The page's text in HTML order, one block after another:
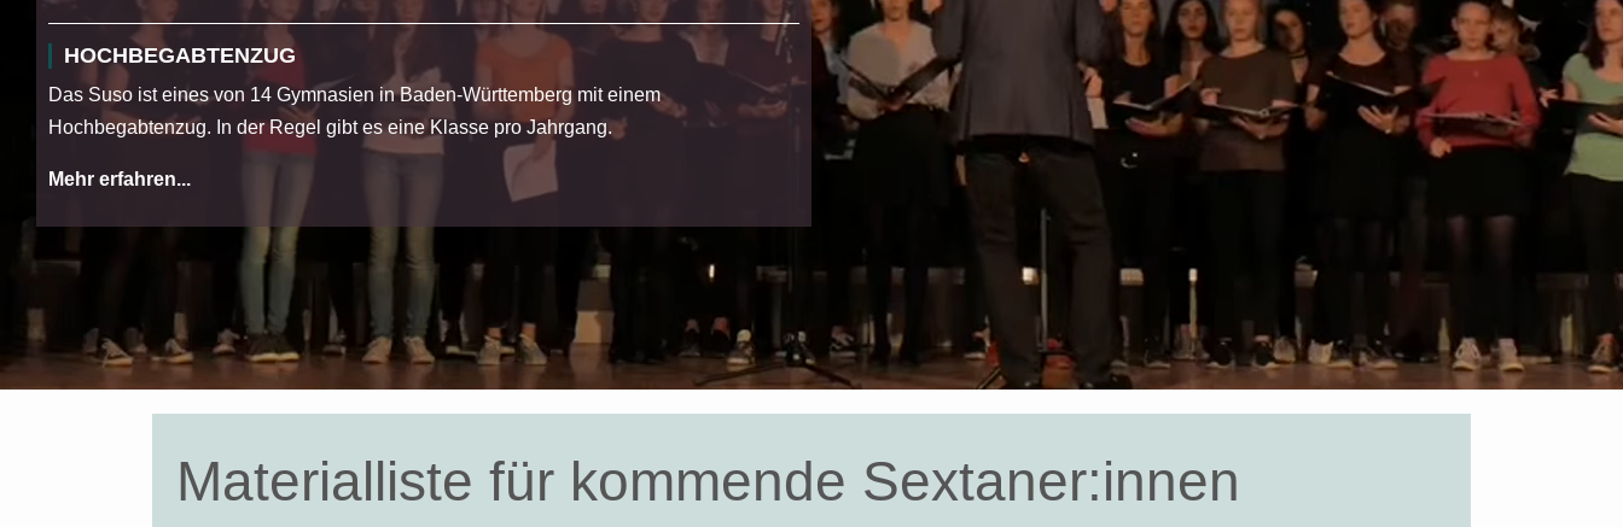
HOCHBEGABTENZUG
Das Suso ist eines von 14 Gymnasien in Baden-Württemberg mit einem
Hochbegabtenzug. In der Regel gibt es eine Klasse pro Jahrgang.
Mehr erfahren...
Materialliste für kommende Sextaner:innen